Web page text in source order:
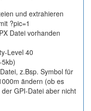
und extrahieren
?pic=1
Datei vorhanden
Level 40
z.Bsp. Symbol für
ändern (ob es
GPI-Datei aber nicht